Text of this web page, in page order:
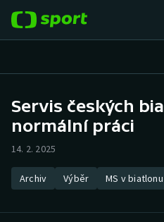
Hokej
Atletika
Servis českých
normální práci
14. 2. 2025
Archiv Výběr MS v